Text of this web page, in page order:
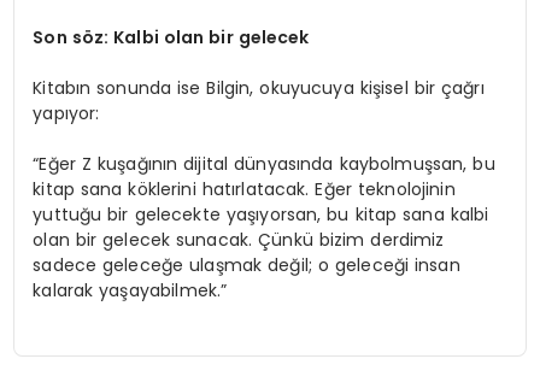
Son söz: Kalbi olan bir gelecek
Kitabın sonunda ise Bilgin, okuyucuya kişisel bir çağrı
yapıyor:
“Eğer Z kuşağının dijital dünyasında kaybolmuşsan, bu
kitap sana köklerini hatırlatacak. Eğer teknolojinin
yuttuğu bir gelecekte yaşıyorsan, bu kitap sana kalbi
olan bir gelecek sunacak. Çünkü bizim derdimiz
sadece geleceğe ulaşmak değil; o geleceği insan
kalarak yaşayabilmek.”